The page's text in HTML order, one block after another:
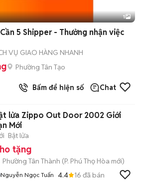
1
5 Shipper - Thưởng nhận việc
VỤ GIAO HÀNG NHANH
Phường Tân Tạo
Bấm để hiện số Chat
lửa Zippo Out Door 2002 Giới
Mới
Bật lửa
tặng
Phường Tân Thành (P. Phú Thọ Hòa mới)
Nguyễn Ngọc Tuấn 4.4 16 đã bán